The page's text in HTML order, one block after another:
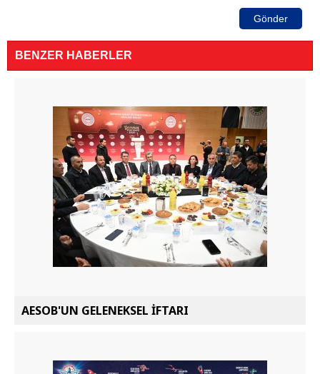
Gönder
BENZER HABERLER
AESOB'UN GELENEKSEL İFTARI